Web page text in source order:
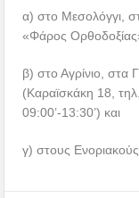
α) στο Μεσολόγγι,
«Φάρος
β) στο Αγρίνιο, στα
(Καραϊσκάκη 18,
09:00’-13:30’) και
γ) στους